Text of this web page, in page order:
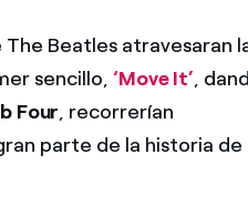
Beatles atravesaran
sencillo, ‘Move It’,
Four, recorrerían
parte de la historia de